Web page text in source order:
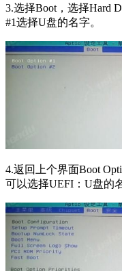
3.选择Boot，选择Hard
#1选择U盘的名字。
4.返回上个界面Boot
可以选择UEFI：U盘的